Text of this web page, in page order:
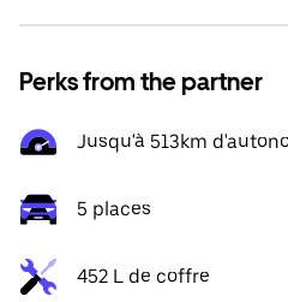
Perks from the partner
Jusqu'à 513km
5 places
452 L de coffre